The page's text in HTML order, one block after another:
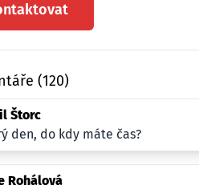
(120)
Štorc
den, do kdy máte čas?
Rohálová